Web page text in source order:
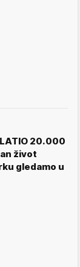
20.000
život
gledamo u